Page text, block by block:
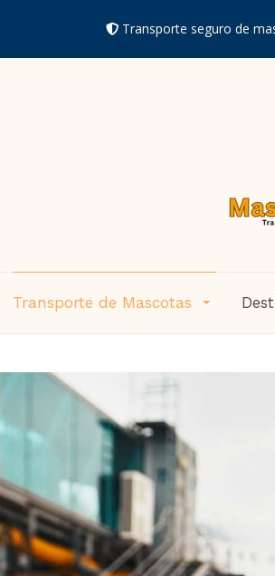
Transporte seguro de
Transporte de Mascotas